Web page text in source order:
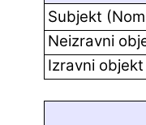
Subjekt
Neizravni
Izravni